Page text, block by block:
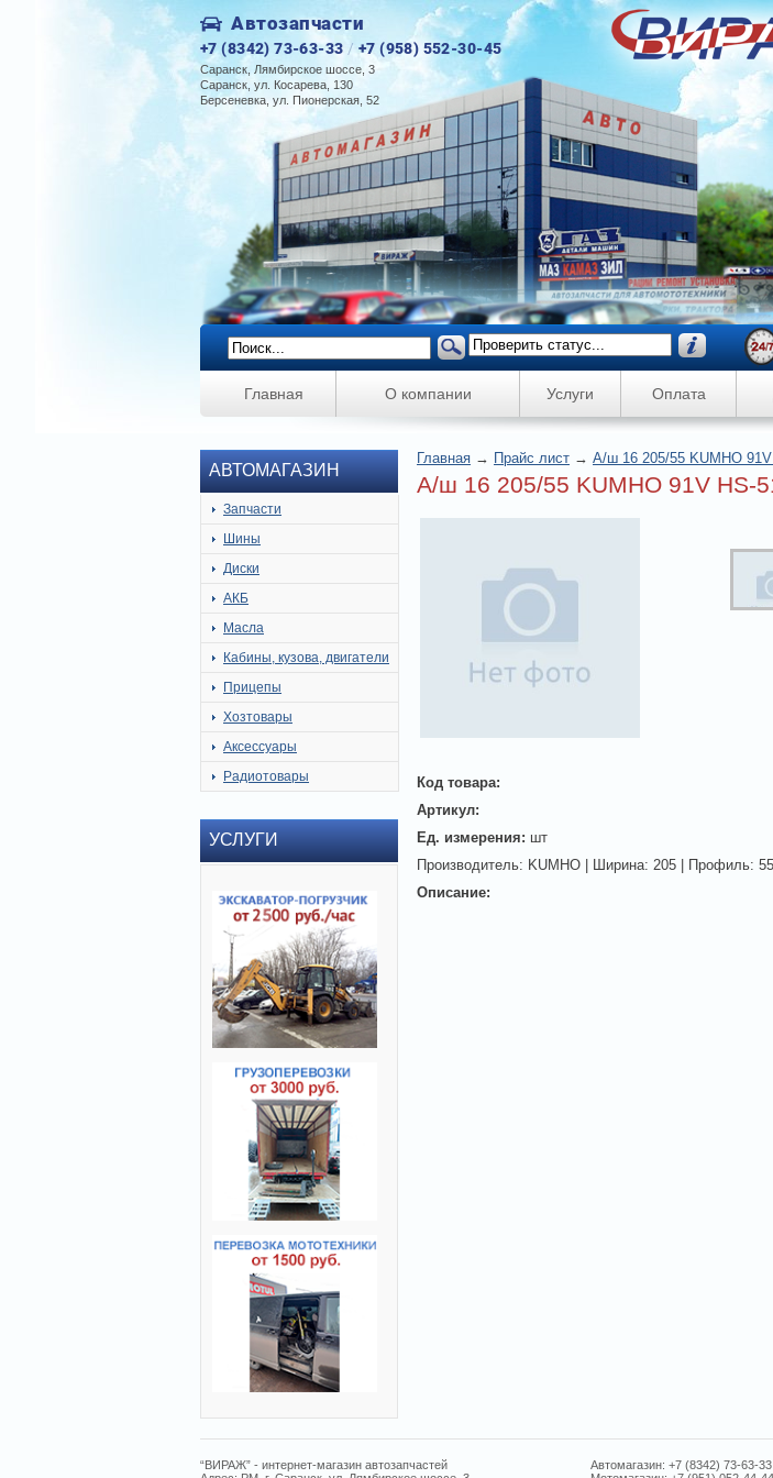
Автозапчасти
+7 (8342) 73-63-33 /+7 (958) 552-30-45
Саранск, Лямбирское шоссе, 3
Саранск, ул. Косарева, 130
Берсеневка, ул. Пионерская, 52
Главная О компании Услуги Оплата
АВТОМАГАЗИН
Запчасти
Шины
Диски
АКБ
Масла
Кабины, кузова, двигатели
Прицепы
Хозтовары
Аксессуары
Радиотовары
УСЛУГИ
Главная → Прайс лист → А/ш 16 205/55 KUMHO
А/ш 16 205/55 KUMHO 91V HS-
Код товара:
Артикул:
Ед. измерения: шт
Производитель: KUMHO | Ширина: 205 | Профиль:
Описание:
“ВИРАЖ” - интернет-магазин автозапчастей
Автомагазин: +7 (8342) 73-63-33